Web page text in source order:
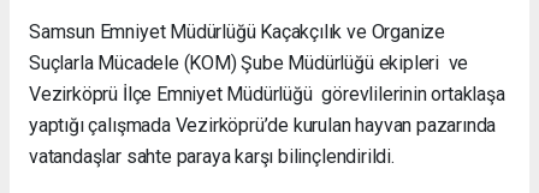
Samsun Emniyet Müdürlüğü Kaçakçılık ve Organize
Suçlarla Mücadele (KOM) Şube Müdürlüğü ekipleri ve
Vezirköprü İlçe Emniyet Müdürlüğü görevlilerinin ortaklaşa
yaptığı çalışmada Vezirköprü’de kurulan hayvan pazarında
vatandaşlar sahte paraya karşı bilinçlendirildi.